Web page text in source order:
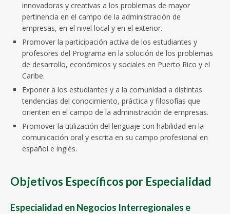
innovadoras y creativas a los problemas de mayor
pertinencia en el campo de la administración de
empresas, en el nivel local y en el exterior.
Promover la participación activa de los estudiantes y
profesores del Programa en la solución de los problemas
de desarrollo, económicos y sociales en Puerto Rico y el
Caribe.
Exponer a los estudiantes y a la comunidad a distintas
tendencias del conocimiento, práctica y filosofías que
orienten en el campo de la administración de empresas.
Promover la utilización del lenguaje con habilidad en la
comunicación oral y escrita en su campo profesional en
español e inglés.
Objetivos Específicos por Especialidad
Especialidad en Negocios Interregionales e